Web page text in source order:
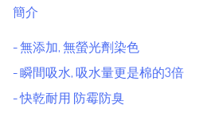
簡介
- 無添加, 無螢光劑染色
- 瞬間吸水, 吸水量更是棉的3倍
- 快乾耐用 防霉防臭